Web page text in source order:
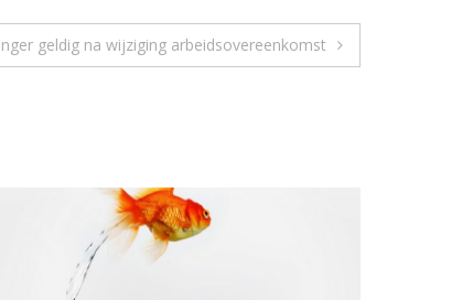
geldig na wijziging arbeidsovereenkomst